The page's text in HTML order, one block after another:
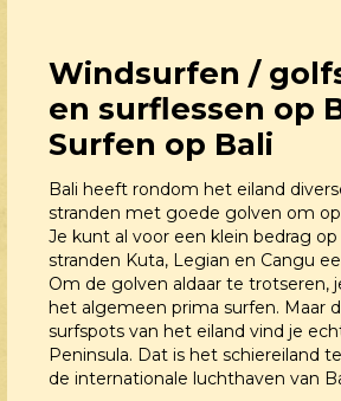
Windsurfen /
en surflessen op
Surfen op Bali
Bali heeft rondom het eiland
stranden met goede golven om
Je kunt al voor een klein bedrag
stranden Kuta, Legian en Cangu
Om de golven aldaar te trotseren,
het algemeen prima surfen. Maar
surfspots van het eiland vind je
Peninsula. Dat is het schiereiland
de internationale luchthaven van